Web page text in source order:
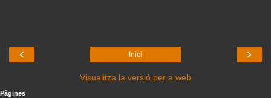
‹ ›
Inici
Visualitza la versió per a web
Pàgines